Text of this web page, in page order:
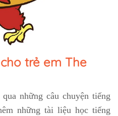
trẻ em The
những câu chuyện tiếng
những tài liệu học tiếng